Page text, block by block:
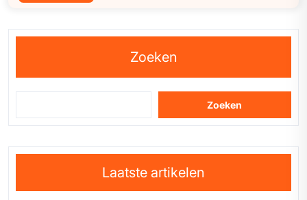
Zoeken
Zoeken
Laatste artikelen